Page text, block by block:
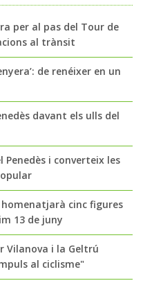
per al pas del Tour de
al trànsit
de renéixer en un
davant els ulls del
Penedès i converteix les
cinc figures
13 de juny
Vilanova i la Geltrú
al ciclisme"